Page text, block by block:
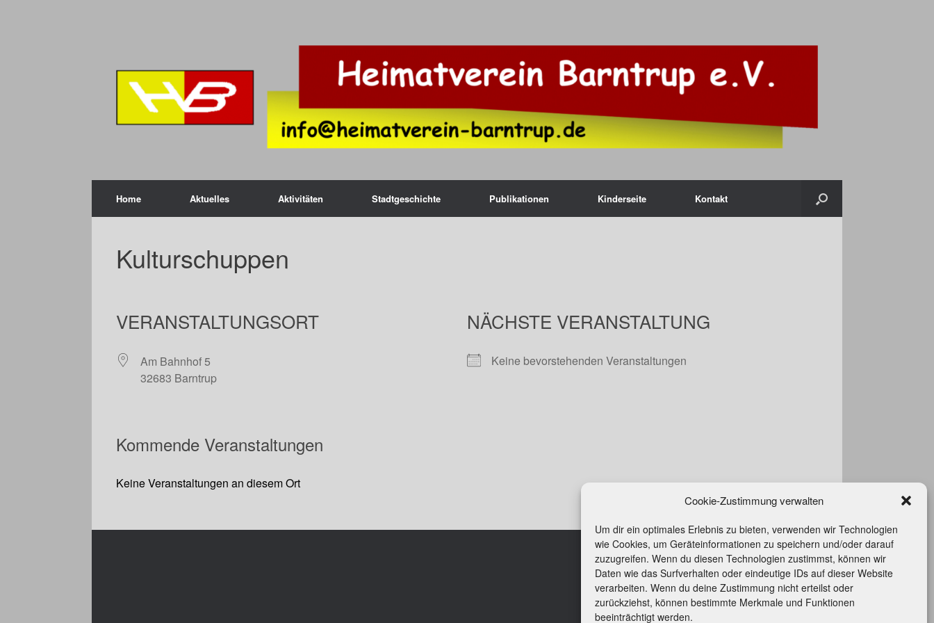
Cookie-Zustimmung verwalten
Um dir ein optimales Erlebnis zu bieten, verwenden wir Technologien
wie Cookies, um Geräteinformationen zu speichern und/oder darauf
zuzugreifen. Wenn du diesen Technologien zustimmst, können wir
Daten wie das Surfverhalten oder eindeutige IDs auf dieser Website
verarbeiten. Wenn du deine Zustimmung nicht erteilst oder
zurückziehst, können bestimmte Merkmale und Funktionen
beeinträchtigt werden.
Home Aktuelles Aktivitäten Stadtgeschichte Publikationen Kinderseite Kontakt
Kulturschuppen
VERANSTALTUNGSORT
Am Bahnhof 5
32683 Barntrup
NÄCHSTE VERANSTALTUNG
Keine bevorstehenden Veranstaltungen
Kommende Veranstaltungen
Keine Veranstaltungen an diesem Ort
Beitrittserklärung
Kontakt
Impressum
Cookie-Richtlinie (EU)